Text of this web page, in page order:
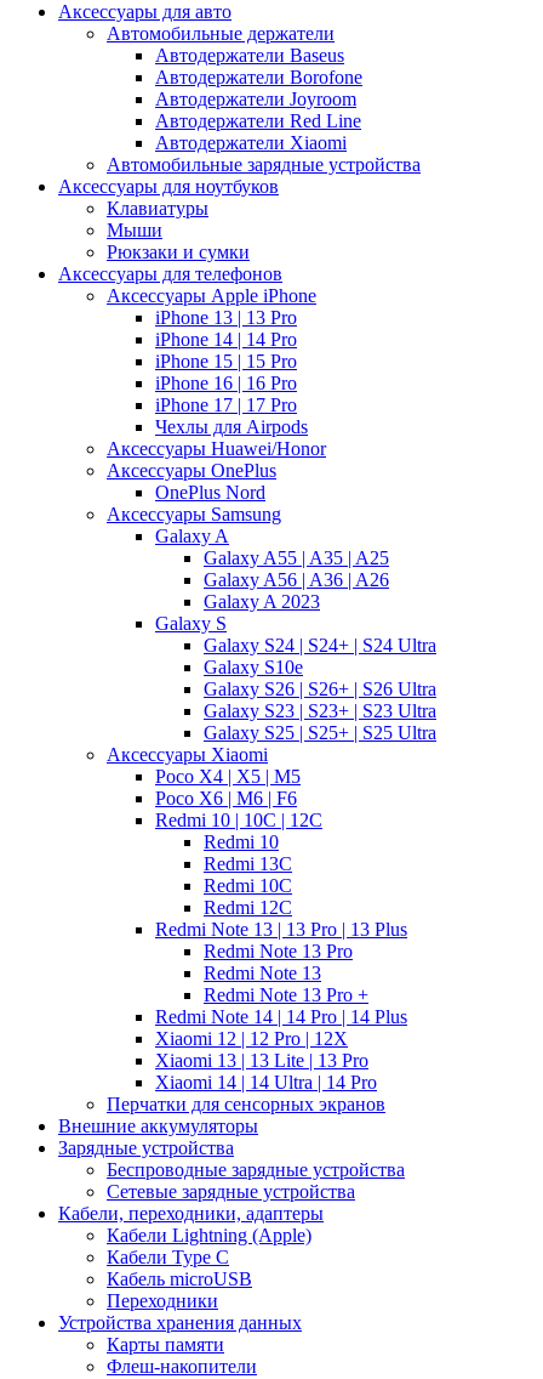
Аксессуары для авто
Автомобильные держатели
Автодержатели Baseus
Автодержатели Borofone
Автодержатели Joyroom
Автодержатели Red Line
Автодержатели Xiaomi
Автомобильные зарядные устройства
Аксессуары для ноутбуков
Клавиатуры
Мыши
Рюкзаки и сумки
Аксессуары для телефонов
Аксессуары Apple iPhone
iPhone 13 | 13 Pro
iPhone 14 | 14 Pro
iPhone 15 | 15 Pro
iPhone 16 | 16 Pro
iPhone 17 | 17 Pro
Чехлы для Airpods
Аксессуары Huawei/Honor
Аксессуары OnePlus
OnePlus Nord
Аксессуары Samsung
Galaxy A
Galaxy A55 | A35 | A25
Galaxy A56 | A36 | A26
Galaxy A 2023
Galaxy S
Galaxy S24 | S24+ | S24 Ultra
Galaxy S10e
Galaxy S26 | S26+ | S26 Ultra
Galaxy S23 | S23+ | S23 Ultra
Galaxy S25 | S25+ | S25 Ultra
Аксессуары Xiaomi
Poco X4 | X5 | M5
Poco X6 | M6 | F6
Redmi 10 | 10C | 12C
Redmi 10
Redmi 13C
Redmi 10C
Redmi 12C
Redmi Note 13 | 13 Pro | 13 Plus
Redmi Note 13 Pro
Redmi Note 13
Redmi Note 13 Pro +
Redmi Note 14 | 14 Pro | 14 Plus
Xiaomi 12 | 12 Pro | 12X
Xiaomi 13 | 13 Lite | 13 Pro
Xiaomi 14 | 14 Ultra | 14 Pro
Перчатки для сенсорных экранов
Внешние аккумуляторы
Зарядные устройства
Беспроводные зарядные устройства
Сетевые зарядные устройства
Кабели, переходники, адаптеры
Кабели Lightning (Apple)
Кабели Type C
Кабель microUSB
Переходники
Устройства хранения данных
Карты памяти
Флеш-накопители